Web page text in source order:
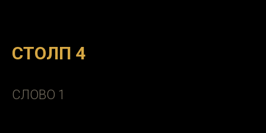
СТОЛП 4
СЛОВО 1